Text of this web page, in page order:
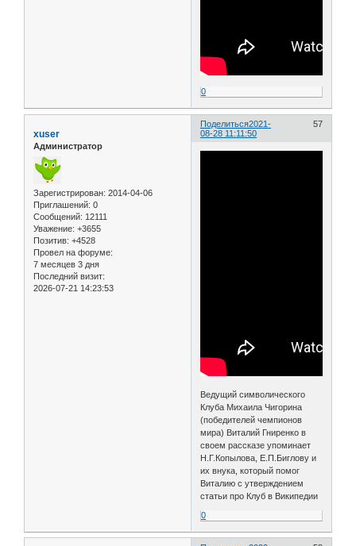
0
Поделиться 57
2021-
08-28 11:11:50
xuser
Администратор
Зарегистрирован: 2014-04-06
Приглашений: 0
Сообщений: 12111
Уважение: +3655
Позитив: +4528
Провел на форуме:
7 месяцев 3 дня
Последний визит:
2026-07-21 14:23:53
Ведущий символического
Клуба Михаила Чигорина
(победителей чемпионов
мира) Виталий Гниренко в
своем рассказе упоминает
Н.Г.Копылова, Е.П.Биглову и
их внука, который помог
Виталию с утверждением
статьи про Клуб в Википедии
0